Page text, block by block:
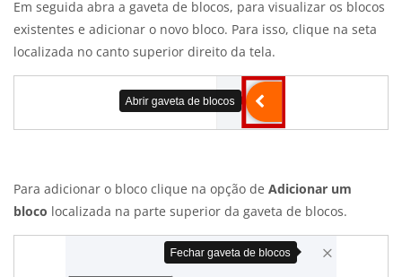
Em seguida abra a gaveta de blocos, para visualizar os blocos
existentes e adicionar o novo bloco. Para isso, clique na seta
localizada no canto superior direito da tela.
Para adicionar o bloco clique na opção de Adicionar um
bloco localizada na parte superior da gaveta de blocos.